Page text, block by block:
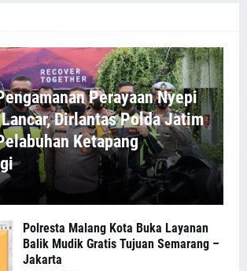
Perayaan Nyepi
Dirlantas Polda Jatim
Ketapang
Polresta Malang Kota Buka Layanan
Balik Mudik Gratis Tujuan Semarang –
Jakarta